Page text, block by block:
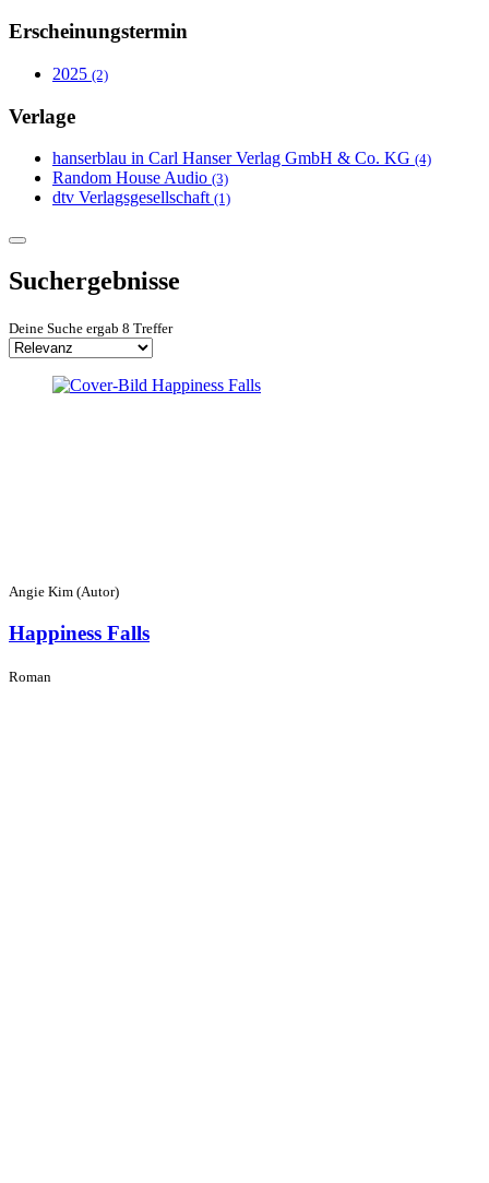
Erscheinungstermin
2025 (2)
Verlage
hanserblau in Carl Hanser Verlag GmbH & Co. KG (4)
Random House Audio (3)
dtv Verlagsgesellschaft (1)
Suchergebnisse
Deine Suche ergab 8 Treffer
Angie Kim (Autor)
Happiness Falls
Roman